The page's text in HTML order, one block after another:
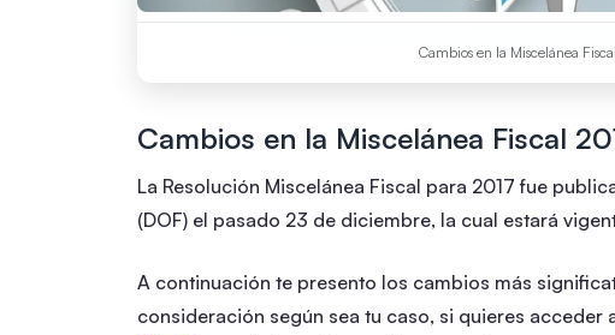
Cambios en la Miscelánea
Cambios en la Miscelánea Fiscal
La Resolución Miscelánea Fiscal para 2017 fue
(DOF) el pasado 23 de diciembre, la cual estará
A continuación te presento los cambios más
consideración según sea tu caso, si quieres